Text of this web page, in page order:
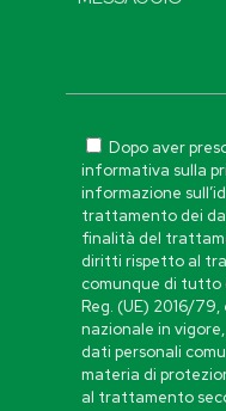
Dopo aver
informativa sulla
informazione
trattamento dei
finalità del
diritti rispetto al
comunque di tutto
Reg. (UE) 2016/
nazionale in
dati personali
materia di
al trattamento